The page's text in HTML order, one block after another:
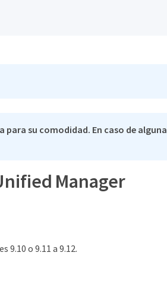
su comodidad. En caso de alguna
Manager
o 9.11 a 9.12.